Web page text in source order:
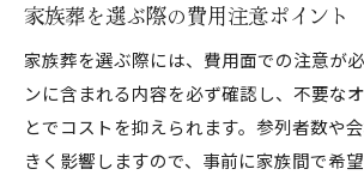
家族葬を選ぶ際の費用注意ポイント
家族葬を選ぶ際には、費用面での注意が
ンに含まれる内容を必ず確認し、不要な
とでコストを抑えられます。参列者数や
きく影響しますので、事前に家族間で希